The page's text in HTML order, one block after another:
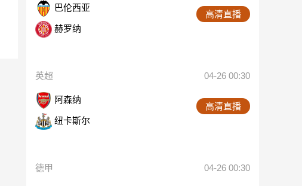
巴伦西亚
赫罗纳
高清直播
英超 04-26 00:30
阿森纳
纽卡斯尔
高清直播
德甲 04-26 00:30